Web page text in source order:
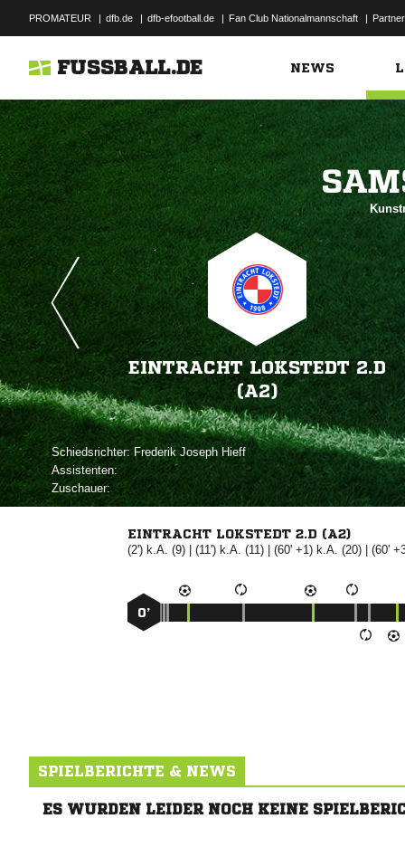
PROMATEUR | dfb.de | dfb-efootball.de | Fan Club Nationalmannschaft | Partner
FUSSBALL.DE NEWS
EINTRACHT LOKSTEDT 2.D
(A2)
Schiedsrichter:  
Assistenten:
Zuschauer:
EINTRACHT LOKSTEDT 2.D (A2)
(2') k.A. (9) | (11') k.A. (11) | (60' +1) k.A. (20) | (60'
0’
SPIELBERICHTE & NEWS
ES WURDEN LEIDER NOCH KEINE